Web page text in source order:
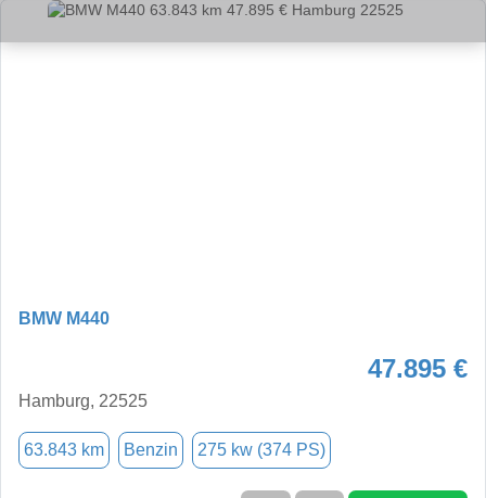
BMW M440
47.895 €
Hamburg, 22525
63.843 km Benzin 275 kw (374 PS)